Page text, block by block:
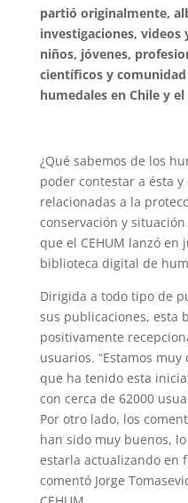
partió originalmente,
investigaciones,
niños, jóvenes,
científicos y
humedales en Chile y
¿Qué sabemos de los
poder contestar a ésta
relacionadas a la
conservación y
que el CEHUM lanzó
biblioteca digital de
Dirigida a todo tipo de
sus publicaciones, esta
positivamente
usuarios. “Estamos
que ha tenido esta
con cerca de 62000
Por otro lado, los
han sido muy buenos,
estarla actualizando en
comentó Jorge